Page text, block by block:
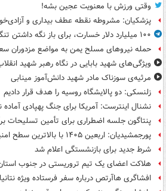
وقتی ورزش با معنویت عجین بشه!
پزشکیان: مشروطه نقطه عطف بیداری و
۱۰۰ میلیارد دلار خسارت، برای باز نگه داشتن تنگه‌ای که باز بود!
حمله نیروهای مسلح یمن به مواضع مزدوران
ویژگی‌های شهید بابایی در نگاه رهبر شهید
مرثیه‌ی سوزناک مادر شهید دانش‌آموز مینابی
زلنسکی: دو پالایشگاه روسیه را هدف قرار دادیم
نشنال اینترست: آمریکا برای جنگ پهپادی
پنتاگون جلسه اضطراری برای تأمین تسلیحات
پورجمشیدیان: اربعین ۱۴۰۵ با بالاترین سطح امنیت برگزار شد
شرط جدید برای بازنشستگی اعلام شد
هلاکت اعضای یک تیم تروریستی در جنوب
افشاگری هاآرتص درباره سفر فرستاده ویژه